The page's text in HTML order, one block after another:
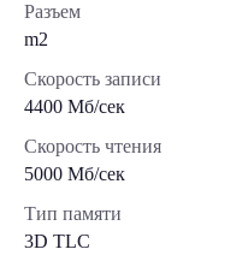
Разъем
m2
Скорость записи
4400 Мб/сек
Скорость чтения
5000 Мб/сек
Тип памяти
3D TLC